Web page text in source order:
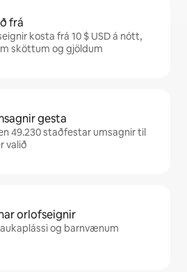
frá
kosta frá 10 $ USD á nótt,
sköttum og gjöldum
gesta
49.230 staðfestar umsagnir til
valið
orlofseignir
og barnvænum